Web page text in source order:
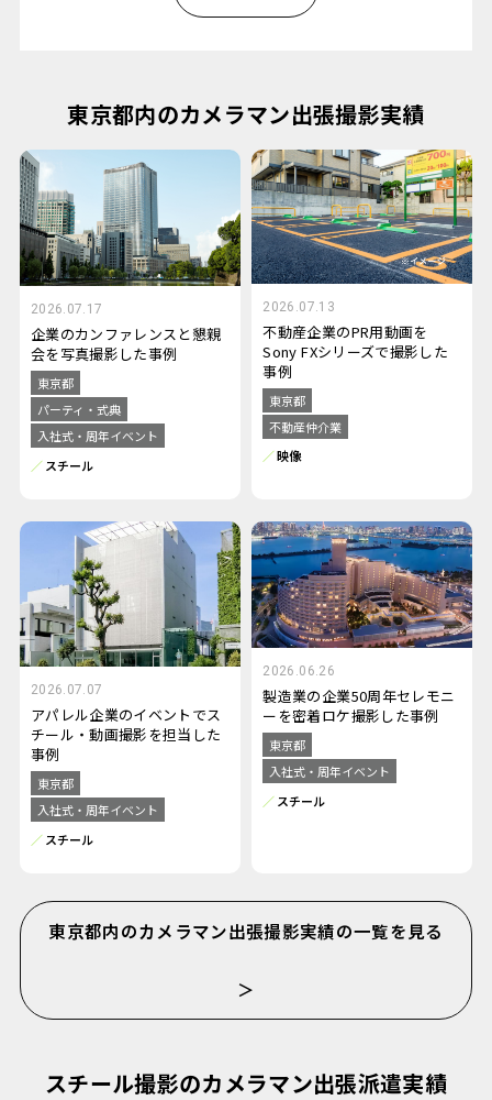
東京都内のカメラマン出張撮影実績
2026.07.17
企業のカンファレンスと懇親
会を写真撮影した事例
東京都
パーティ・式典
入社式・周年イベント
スチール
2026.07.13
不動産企業のPR用動画を
Sony FXシリーズで撮影した
事例
東京都
不動産仲介業
映像
2026.07.07
アパレル企業のイベントでス
チール・動画撮影を担当した
事例
東京都
入社式・周年イベント
スチール
2026.06.26
製造業の企業50周年セレモニ
ーを密着ロケ撮影した事例
東京都
入社式・周年イベント
スチール
東京都内のカメラマン出張撮影実績の一覧を見る
＞
スチール撮影のカメラマン出張派遣実績